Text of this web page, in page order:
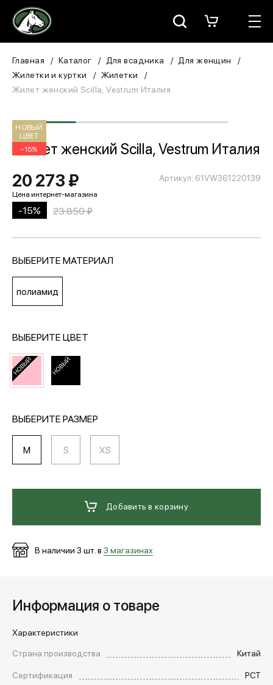
Москва
Для всадника
В конюшню
ЗООТОВАРЫ
Для собаки
МЕДИА
ОПЛАТА И ДОСТАВКА
Главная Каталог Для всадника
Для женщин
Жилетки и куртки
Жилетки
Жилет женский Scilla, Vestrum Италия
НОВЫЙ
ЦВЕТ
-15%
Жилет женский Scilla, Vestrum Италия
Артикул: 61VW361220139
20 273 ₽
-15% 23 850 ₽
ВЫБЕРИТЕ МАТЕРИАЛ
полиамид
ВЫБЕРИТЕ ЦВЕТ
ВЫБЕРИТЕ РАЗМЕР
M S XS
Добавить в корзину
В наличии 3 шт. в 3 магазинах
Информация о товаре
Характеристики
Страна производства
Китай
Сертификация
РСТ